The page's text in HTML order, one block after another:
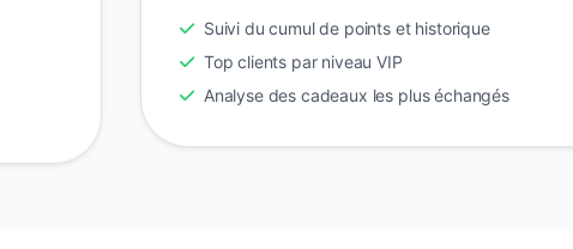
Suivi du cumul de points et historique
Top clients par niveau VIP
Analyse des cadeaux les plus échangés